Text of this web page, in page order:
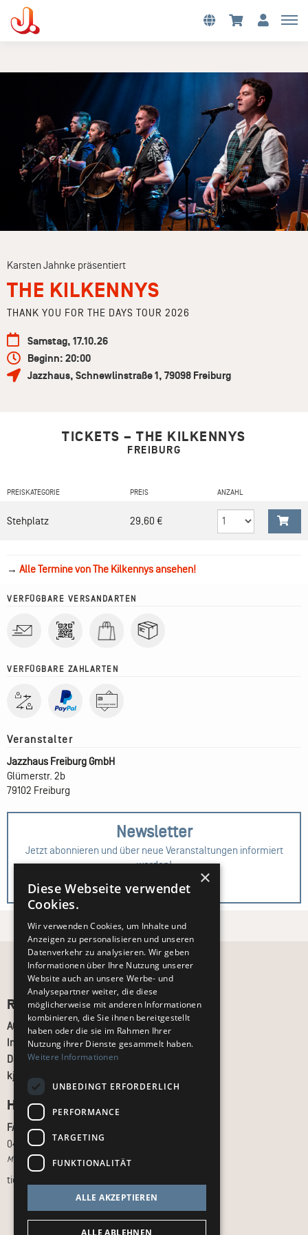
Karsten Jahnke präsentiert
THE KILKENNYS
THANK YOU FOR THE DAYS TOUR 2026
Samstag, 17.10.26
Beginn: 20:00
Jazzhaus, Schnewlinstraße 1 , 79098 Freiburg
TICKETS – THE KILKENNYS
FREIBURG
PREISKATEGORIE PREIS ANZAHL
Stehplatz 29,60 €
→ Alle Termine von The Kilkennys ansehen!
VERFÜGBARE VERSANDARTEN
VERFÜGBARE ZAHLARTEN
Jazzhaus Freiburg GmbH
Glümerstr. 2b
79102 Freiburg
Newsletter
Jetzt abonnieren und über neue Veranstaltungen informiert
werden!
Zur Anmeldung
Recht und Ordnung
AGB
Impressum
Datenschutz
kj.de
Hilfe & Support
FAQ
040 - 413 22 60
Montag bis Freitag, 10:00 bis 18:00 Uhr
tickets@kj.de
×
Diese Webseite verwendet
Cookies.
Wir verwenden Cookies, um Inhalte und
Anzeigen zu personalisieren und unseren
Datenverkehr zu analysieren. Wir geben
Informationen über Ihre Nutzung unserer
Website auch an unsere Werbe- und
Analysepartner weiter, die diese
möglicherweise mit anderen Informationen
kombinieren, die Sie ihnen bereitgestellt
haben oder die sie im Rahmen Ihrer
Nutzung ihrer Dienste gesammelt haben.
Weitere Informationen
UNBEDINGT ERFORDERLICH
PERFORMANCE
TARGETING
FUNKTIONALITÄT
ALLE AKZEPTIEREN
ALLE ABLEHNEN